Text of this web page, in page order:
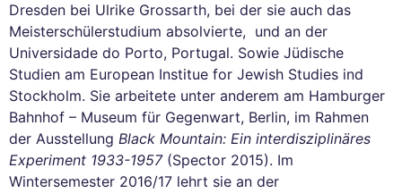
Dresden bei Ulrike Grossarth, bei der sie auch das
Meisterschülerstudium absolvierte, und an der
Universidade do Porto, Portugal. Sowie Jüdische
Studien am European Institue for Jewish Studies ind
Stockholm. Sie arbeitete unter anderem am Hamburger
Bahnhof – Museum für Gegenwart, Berlin, im Rahmen
der Ausstellung Black Mountain: Ein interdisziplinäres
Experiment 1933-1957(Spector 2015). Im
Wintersemester 2016/17 lehrt sie an der